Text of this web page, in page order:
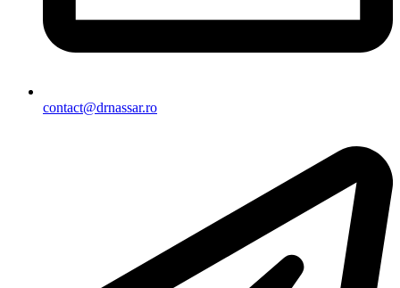
contact@drnassar.ro